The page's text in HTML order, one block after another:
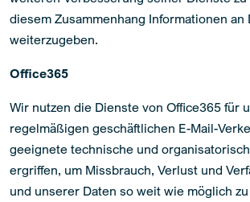
diesem Zusammenhang Informationen an
weiterzugeben.
Office365
Wir nutzen die Dienste von Office365 für
regelmäßigen geschäftlichen E-Mail-
geeignete technische und
ergriffen, um Missbrauch, Verlust und
und unserer Daten so weit wie möglich